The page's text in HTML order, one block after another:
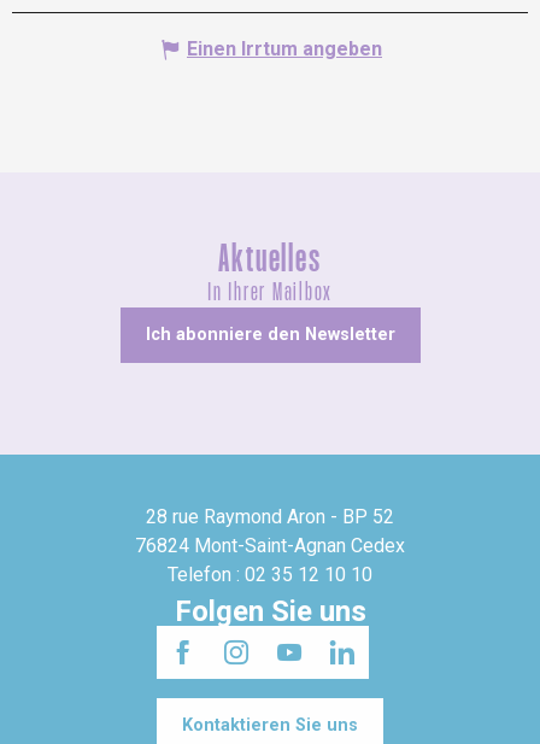
Einen Irrtum angeben
Aktuelles
In Ihrer Mailbox
Ich abonniere den Newsletter
28 rue Raymond Aron - BP 52
76824 Mont-Saint-Agnan Cedex
Telefon : 02 35 12 10 10
Folgen Sie uns
Kontaktieren Sie uns